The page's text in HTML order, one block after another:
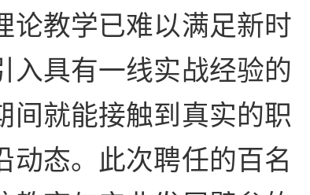
论教学已难以满足新时
入具有一线实战经验的
间就能接触到真实的职
态。此次聘任的百名